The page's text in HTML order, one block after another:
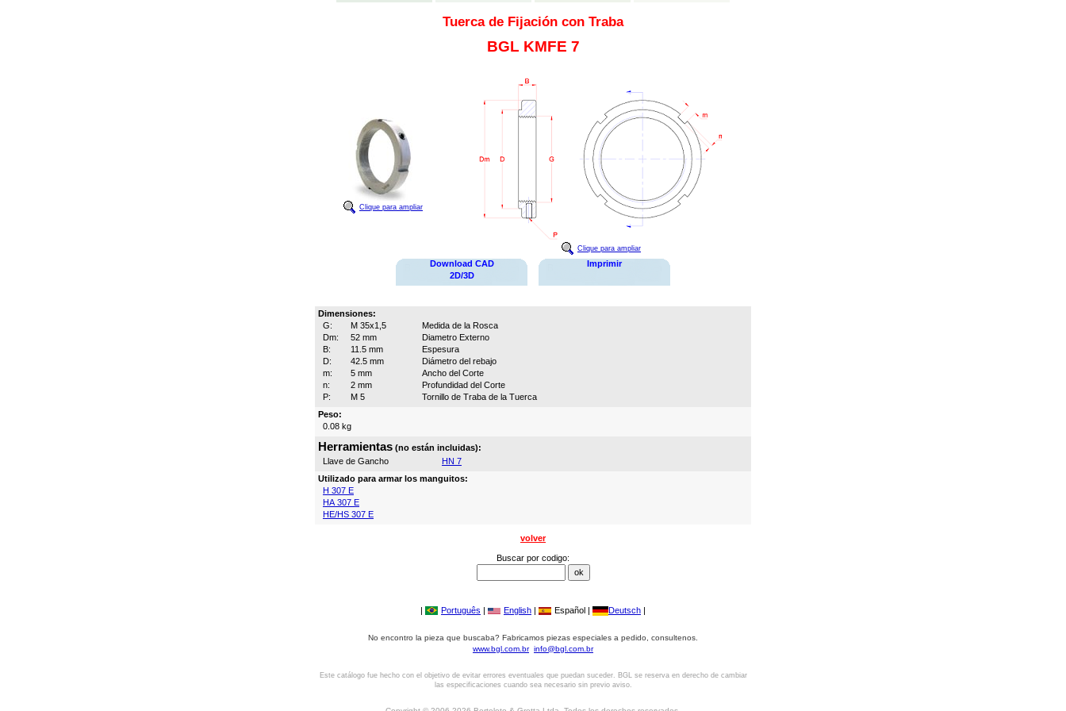
Tuerca de Fijación con Traba
BGL KMFE 7
Clique para ampliar
Clique para ampliar
Download CAD
2D/3D
Imprimir
Dimensiones:
G:
M 35x1,5
Medida de la Rosca
Dm:
52 mm
Diametro Externo
B:
11.5 mm
Espesura
D:
42.5 mm
Diámetro del rebajo
m:
5 mm
Ancho del Corte
n:
2 mm
Profundidad del Corte
P:
M 5
Tornillo de Traba de la Tuerca
Peso:
0.08 kg
Herramientas (no están incluidas):
Llave de Gancho
HN 7
Utilizado para armar los manguitos:
H 307 E
HA 307 E
HE/HS 307 E
volver
Buscar por codigo:
| Português | English | Español | Deutsch |
No encontro la pieza que buscaba? Fabricamos piezas especiales a pedido, consultenos.
www.bgl.com.br info@bgl.com.br
Este catálogo fue hecho con el objetivo de evitar errores eventuales que puedan suceder. BGL se reserva en derecho de cambiar
las especificaciones cuando sea necesario sin previo aviso.